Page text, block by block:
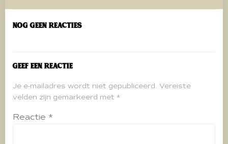
navigatie
Nog geen reacties
Geef een reactie
Je e-mailadres wordt niet gepubliceerd. Vereiste
velden zijn gemarkeerd met *
Reactie *